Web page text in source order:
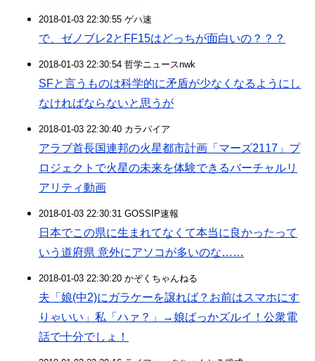
2018-01-03 22:30:55 ゲハ速
で、ゼノブレ2とFF15はどっちが面白いの？？？
2018-01-03 22:30:54 哲学ニュースnwk
SFと言うものは科学的に矛盾が少なくなるようにし
なければならないと思うが
2018-01-03 22:30:40 カラパイア
アラブ首長国連邦の火星都市計画「マーズ2117」プ
ロジェクトで火星の未来を体験できるバーチャルリ
アリティ動画
2018-01-03 22:30:31 GOSSIP速報
日本でこの県に生まれてなくて本当に良かったって
いう道府県 意外にアソコが多いのな……
2018-01-03 22:30:20 かぞくちゃんねる
夫「娘(中2)にガラケーを譲れば？お前はスマホにす
りゃいい」私「ハァ？」→娘ばっかズルイ！公衆電
話で十分でしょ！